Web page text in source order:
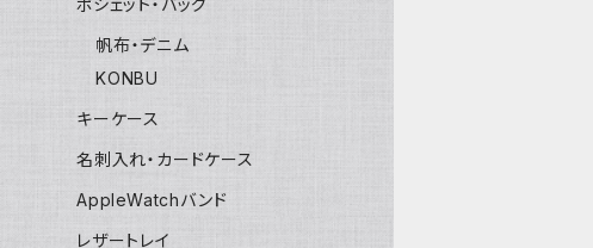
ポシェット・バッグ
帆布・デニム
KONBU
キーケース
名刺入れ・カードケース
AppleWatchバンド
レザートレイ